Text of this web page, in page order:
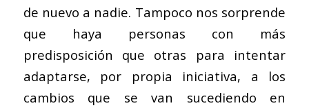
de nuevo a nadie. Tampoco nos sorprende
que haya personas con más
predisposición que otras para intentar
adaptarse, por propia iniciativa, a los
cambios que se van sucediendo en